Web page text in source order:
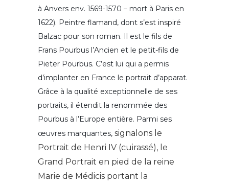
à Anvers env. 1569-1570 – mort à Paris en
1622). Peintre flamand, dont s’est inspiré
Balzac pour son roman. Il est le fils de
Frans Pourbus l’Ancien et le petit-fils de
Pieter Pourbus. C’est lui qui a permis
d’implanter en France le portrait d’apparat.
Grâce à la qualité exceptionnelle de ses
portraits, il étendit la renommée des
Pourbus à l’Europe entière. Parmi ses
œuvres marquantes, signalons le
Portrait de Henri IV (cuirassé), le
Grand Portrait en pied de la reine
Marie de Médicis portant la